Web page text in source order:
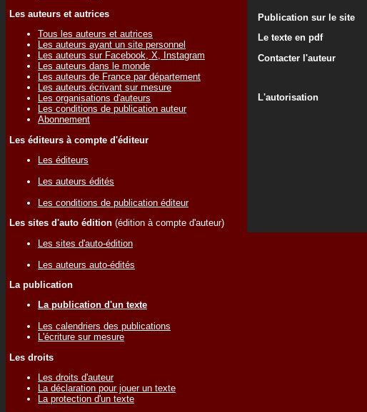
Les auteurs et autrices
Tous les auteurs et autrices
Les auteurs ayant un site personnel
Les auteurs sur Facebook, X, Instagram
Les auteurs dans le monde
Les auteurs de France par département
Les auteurs écrivant sur mesure
Les organisations d'auteurs
Les conditions de publication auteur
Abonnement
Les éditeurs à compte d'éditeur
Les éditeurs
Les auteurs édités
Les conditions de publication éditeur
Les sites d'auto édition (édition à compte d'auteur)
Les sites d'auto-édition
Les auteurs auto-édités
La publication
La publication d'un texte
Les calendriers des publications
L'écriture sur mesure
Les droits
Les droits d'auteur
La déclaration pour jouer un texte
La protection d'un texte
Publication sur le site
Le texte en pdf
Contacter l'auteur
L'autorisation